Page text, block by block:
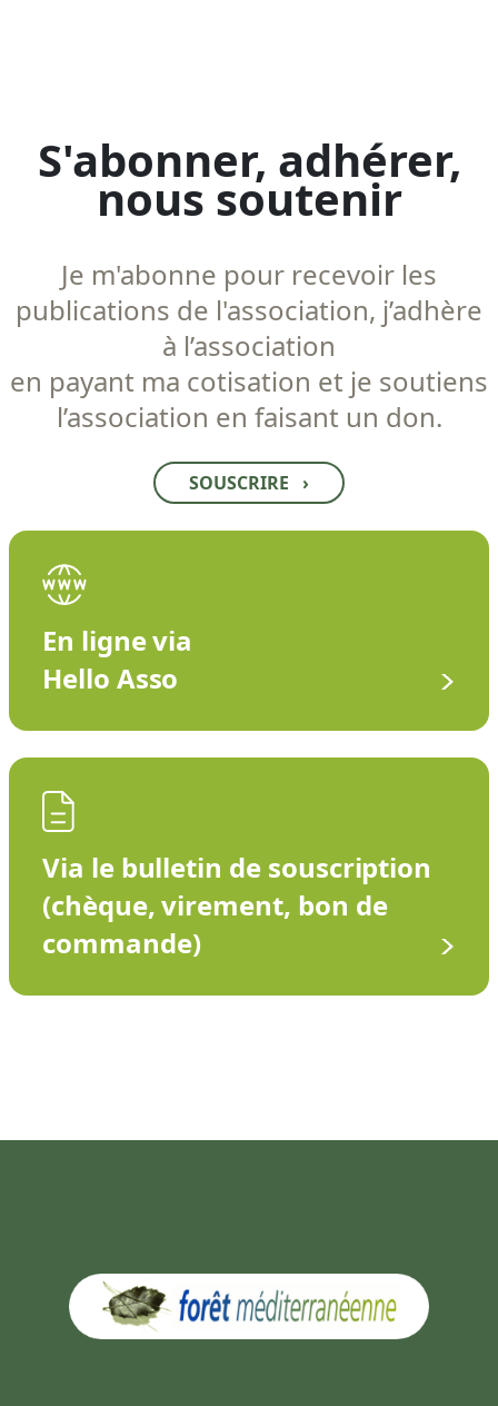
S'abonner, adhérer,
nous soutenir
Je m'abonne pour recevoir les
publications de l'association, j’adhère
à l’association
en payant ma cotisation et je soutiens
l’association en faisant un don.
SOUSCRIRE ›
En ligne via
Hello Asso
Via le bulletin de souscription
(chèque, virement, bon de
commande)